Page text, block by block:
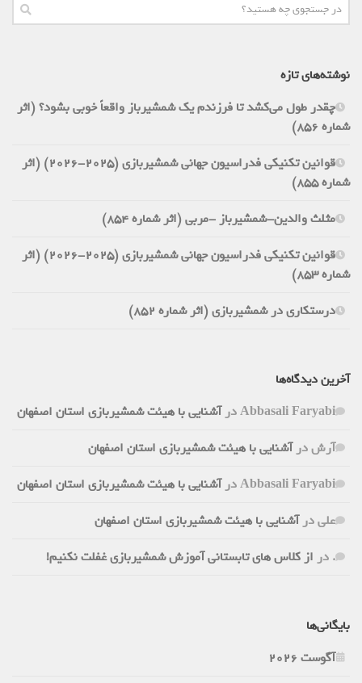
نوشته‌های تازه
چقدر طول می‌کشد تا فرزندم یک شمشیرباز واقعاً خوبی بشود؟ (اثر
شماره 856)
قوانین تکنیکی فدراسیون جهانی شمشیربازی (2025-2026) (اثر
شماره 855)
مثلث والدین-شمشیرباز -مربی (اثر شماره 854)
قوانین تکنیکی فدراسیون جهانی شمشیربازی (2025-2026) (اثر
شماره 853)
درستکاری در شمشیربازی (اثر شماره 852)
آخرین دیدگاه‌ها
Abbasali Faryabiدرآشنایی با هیئت شمشیربازی استان اصفهان
آرشدرآشنایی با هیئت شمشیربازی استان اصفهان
Abbasali Faryabiدرآشنایی با هیئت شمشیربازی استان اصفهان
علیدرآشنایی با هیئت شمشیربازی استان اصفهان
. در از کلاس های تابستانی آموزش شمشیربازی غفلت نکنیم!
بایگانی‌ها
آگوست 2026